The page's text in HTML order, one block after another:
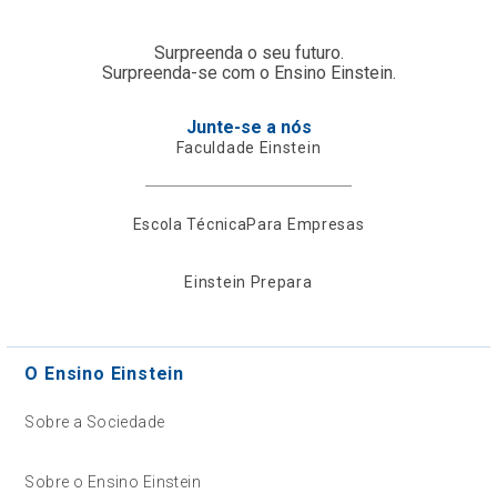
Surpreenda o seu futuro.
Surpreenda-se com o Ensino Einstein.
Junte-se a nós
Faculdade Einstein
Escola TécnicaPara Empresas
Einstein Prepara
O Ensino Einstein
Sobre a Sociedade
Sobre o Ensino Einstein